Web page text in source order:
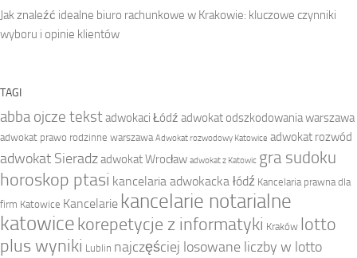
Jak znaleźć idealne biuro rachunkowe w Krakowie: kluczowe czynniki
wyboru i opinie klientów
TAGI
abba ojcze tekstadwokaci Łódź adwokat odszkodowania warszawa
adwokat prawo rodzinne warszawa Adwokat rozwodowy Katowice adwokat rozwód
adwokat Sieradzadwokat Wrocław adwokat z Katowic gra sudoku
horoskop ptasi kancelaria adwokacka łódź Kancelaria prawna dla
firm Katowice Kancelarie kancelarie notarialne
katowicekorepetycje z informatyki Kraków lotto
plus wyniki Lublin najczęściej losowane liczby w lotto